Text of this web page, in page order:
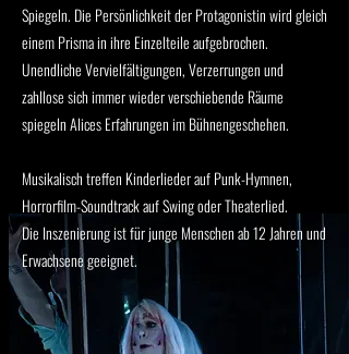
Spiegeln. Die Persönlichkeit der Protagonistin wird gleich
einem Prisma in ihre Einzelteile aufgebrochen.
Unendliche Vervielfältigungen, Verzerrungen und
zahllose sich immer wieder verschiebende Räume
spiegeln Alices Erfahrungen im Bühnengeschehen.
Musikalisch treffen Kinderlieder auf Punk-Hymnen,
Horrorfilm-Soundtrack auf Swing oder Theaterlied.
Die Inszenierung ist für junge Menschen ab 12 Jahren und
Erwachsene geeignet.